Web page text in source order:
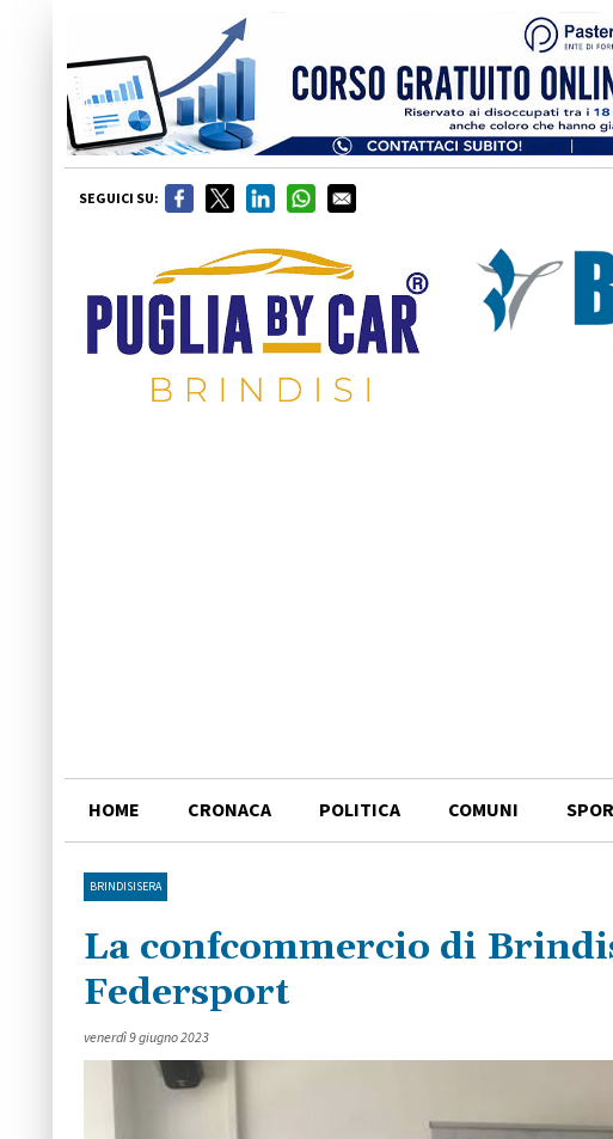
SEGUICI SU:
HOME CRONACA POLITICA COMUNI
BRINDISISERA
La confcommercio di
Federsport
venerdì 9 giugno 2023